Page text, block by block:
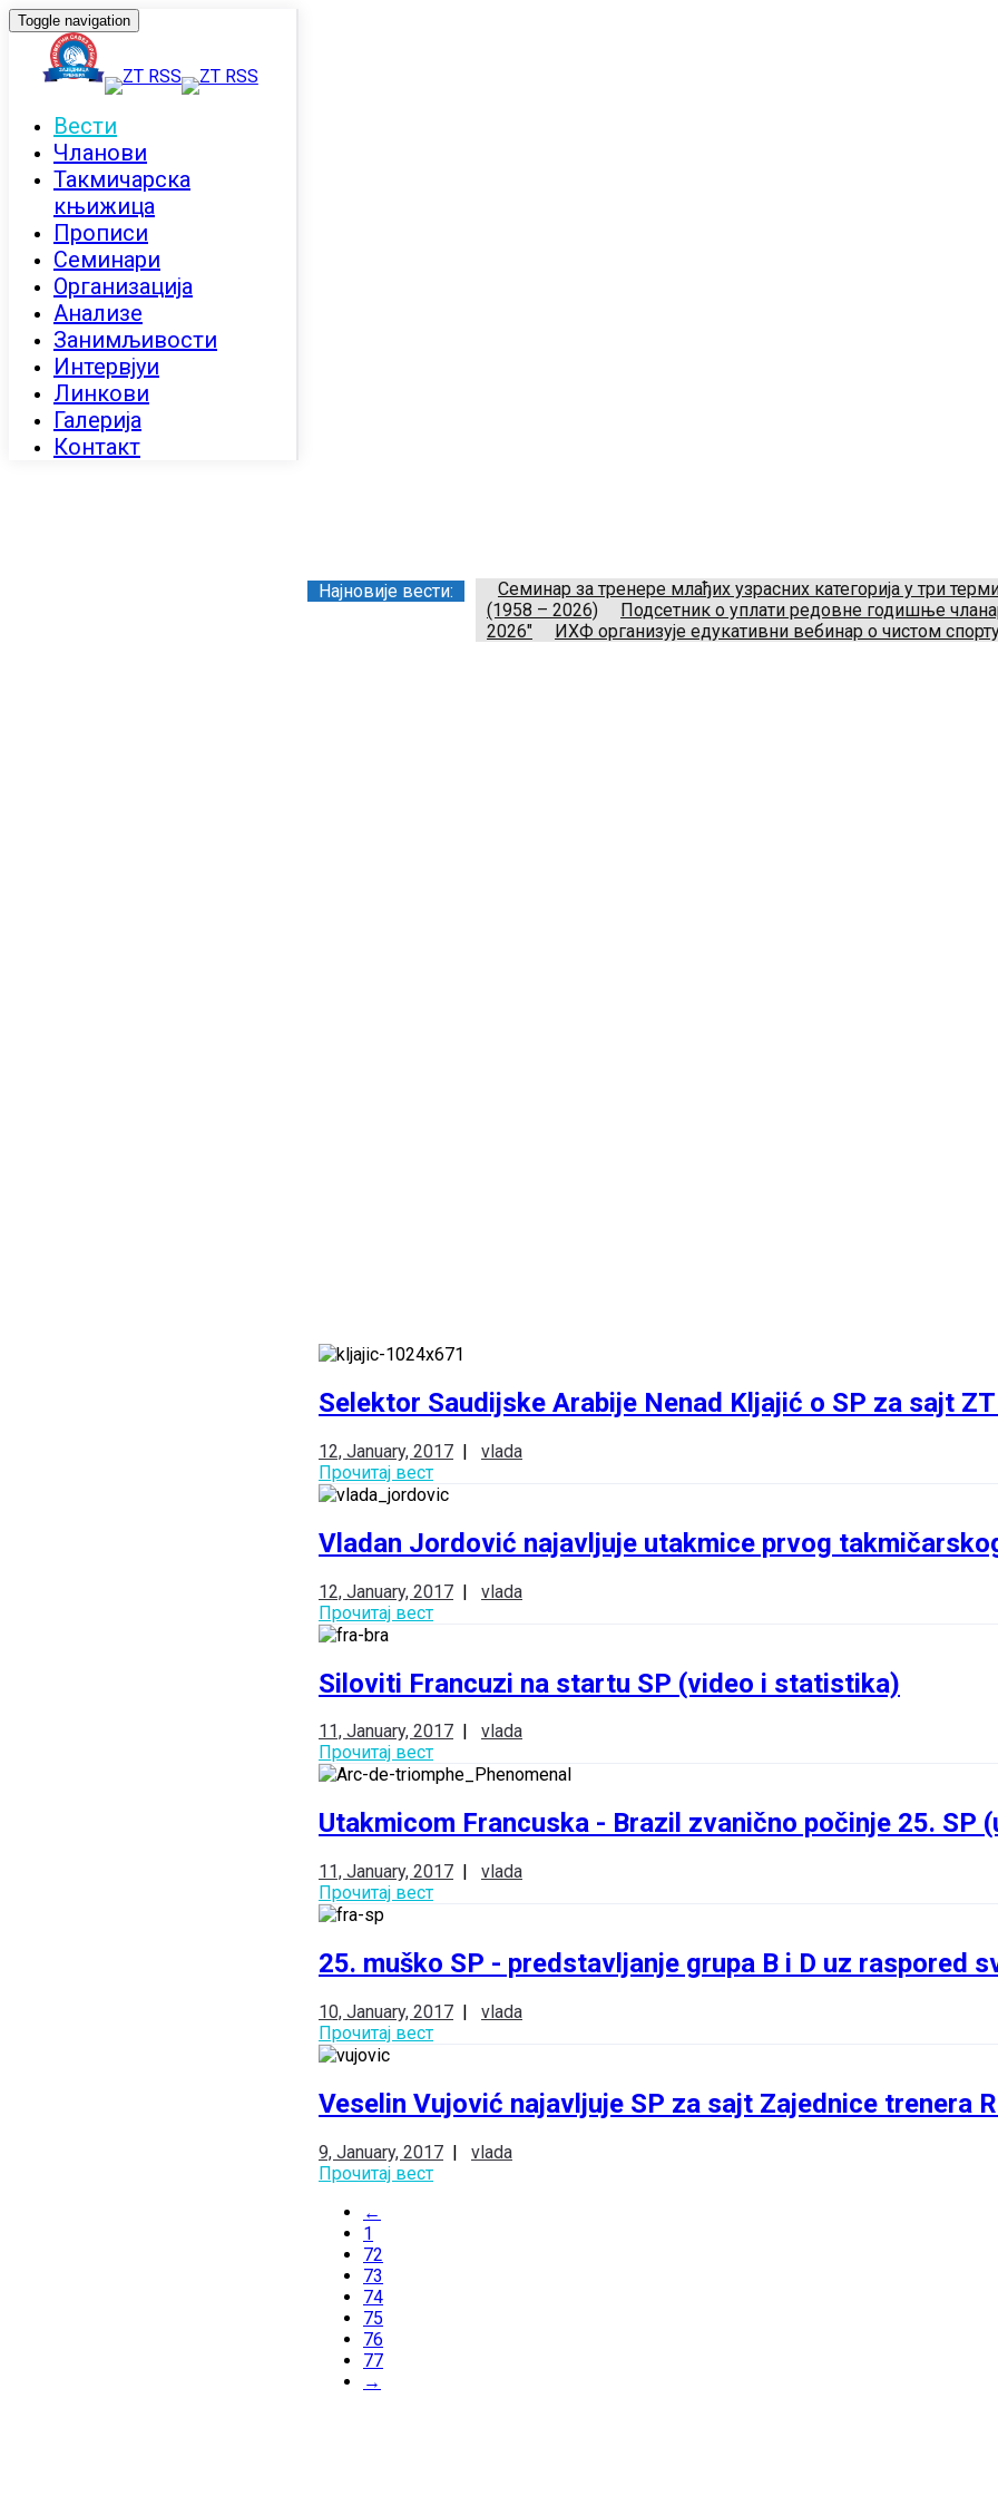
Toggle navigation
Вести
Чланови
Такмичарска
књижица
Прописи
Семинари
Организација
Анализе
Занимљивости
Интервјуи
Линкови
Галерија
Контакт
Најновије вести:
Семинар за тренере млађих узрасних категорија у три
(1958 – 2026)
Подсетник о уплати редовне годишње
2026"
ИХФ организује едукативни вебинар о чистом
Selektor Saudijske Arabije Nenad Kljajić o SP za sajt
12, January, 2017 | vlada
Прочитај вест
Vladan Jordović najavljuje utakmice prvog
12, January, 2017 | vlada
Прочитај вест
Siloviti Francuzi na startu SP (video i statistika)
11, January, 2017
vlada
Прочитај вест
Utakmicom Francuska - Brazil zvanično počinje 25. SP
11, January, 2017
vlada
Прочитај вест
25. muško SP - predstavljanje grupa B i D uz raspored
10, January, 2017 | vlada
Прочитај вест
Veselin Vujović najavljuje SP za sajt Zajednice trenera
9, January, 2017 | vlada
Прочитај вест
←
1
72
73
74
75
76
77
→